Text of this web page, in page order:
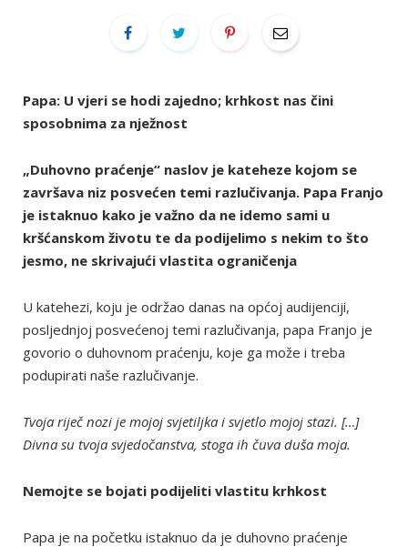
Papa: U vjeri se hodi zajedno; krhkost nas čini
sposobnima za nježnost
„Duhovno praćenje“ naslov je kateheze kojom se
završava niz posvećen temi razlučivanja. Papa Franjo
je istaknuo kako je važno da ne idemo sami u
kršćanskom životu te da podijelimo s nekim to što
jesmo, ne skrivajući vlastita ograničenja
U katehezi, koju je održao danas na općoj audijenciji,
posljednjoj posvećenoj temi razlučivanja, papa Franjo je
govorio o duhovnom praćenju, koje ga može i treba
podupirati naše razlučivanje.
Tvoja riječ nozi je mojoj svjetiljka i svjetlo mojoj stazi. […]
Divna su tvoja svjedočanstva, stoga ih čuva duša moja.
Nemojte se bojati podijeliti vlastitu krhkost
Papa je na početku istaknuo da je duhovno praćenje